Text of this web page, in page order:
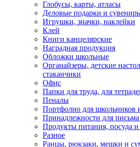
Глобусы, карты, атласы
Деловые подарки и
Игрушки, значки, наклейки
Клей
Книги канцелярские
Наградная продукция
Обложки школьные
Органайзеры, детские
стаканчики
Офис
Папки для труда, для
Пеналы
Портфолио для школьников
Принадлежности для
Продукты питания, посуда и
Разное
Ранцы, рюкзаки, мешки и